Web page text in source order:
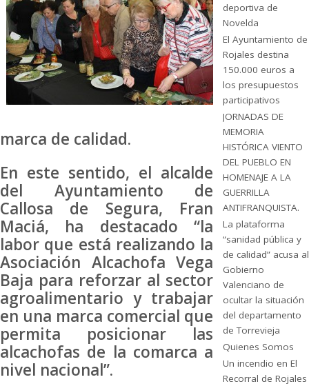
marca de calidad.
En este sentido, el alcalde
del Ayuntamiento de
Callosa de Segura, Fran
Maciá, ha destacado “la
labor que está realizando la
Asociación Alcachofa Vega
Baja para reforzar al sector
agroalimentario y trabajar
en una marca comercial que
permita posicionar las
alcachofas de la comarca a
nivel nacional”.
deportiva de
Novelda
El Ayuntamiento de
Rojales destina
150.000 euros a
los presupuestos
participativos
JORNADAS DE
MEMORIA
HISTÓRICA VIENTO
DEL PUEBLO EN
HOMENAJE A LA
GUERRILLA
ANTIFRANQUISTA.
La plataforma
“sanidad pública y
de calidad” acusa al
Gobierno
Valenciano de
ocultar la situación
del departamento
de Torrevieja
Quienes Somos
Un incendio en El
Recorral de Rojales